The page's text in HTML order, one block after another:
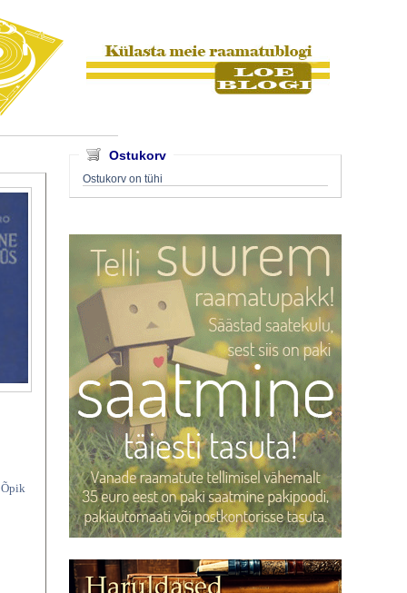
Ostukorv
Ostukorv on tühi
Õpik